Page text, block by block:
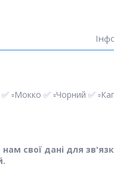
▫️Мокко ✅ ▫️Чорний ✅
свої дані для